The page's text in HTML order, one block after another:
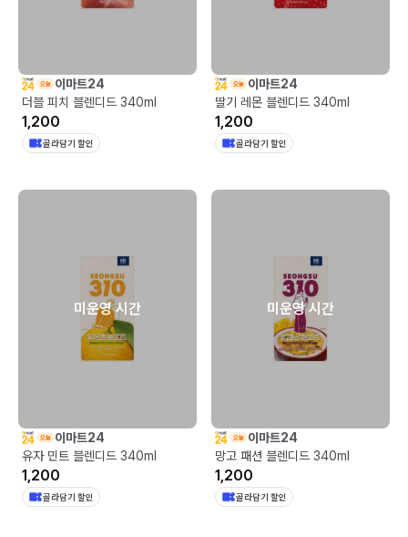
이마트24
더블 피치 블렌디드 340ml
1,200
골라담기 할인
이마트24
딸기 레몬 블렌디드 340ml
1,200
골라담기 할인
미운영 시간
이마트24
유자 민트 블렌디드 340ml
1,200
골라담기 할인
미운영 시간
이마트24
망고 패션 블렌디드 340ml
1,200
골라담기 할인